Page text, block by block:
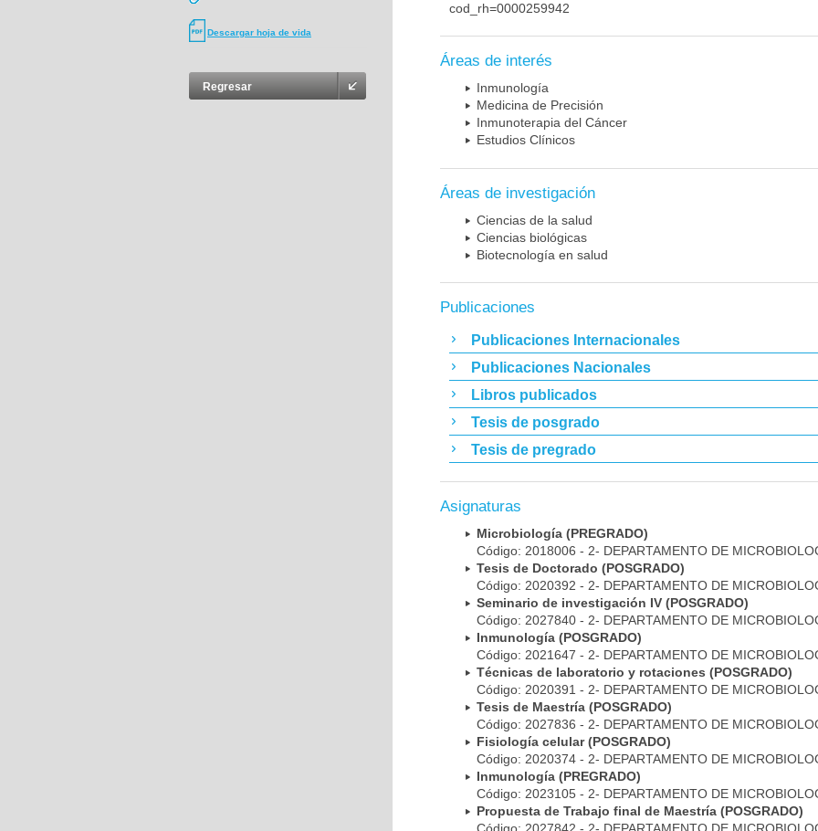
Descargar hoja de vida
Regresar
cod_rh=0000259942
Áreas de interés
Inmunología
Medicina de Precisión
Inmunoterapia del Cáncer
Estudios Clínicos
Áreas de investigación
Ciencias de la salud
Ciencias biológicas
Biotecnología en salud
Publicaciones
Publicaciones Internacionales
Publicaciones Nacionales
Libros publicados
Tesis de posgrado
Tesis de pregrado
Asignaturas
Microbiología (PREGRADO)
Código: 2018006 - 2- DEPARTAMENTO DE
Tesis de Doctorado (POSGRADO)
Código: 2020392 - 2- DEPARTAMENTO DE
Seminario de investigación IV (POSGRADO)
Código: 2027840 - 2- DEPARTAMENTO DE
Inmunología (POSGRADO)
Código: 2021647 - 2- DEPARTAMENTO DE
Técnicas de laboratorio y rotaciones (POSGRADO)
Código: 2020391 - 2- DEPARTAMENTO DE
Tesis de Maestría (POSGRADO)
Código: 2027836 - 2- DEPARTAMENTO DE
Fisiología celular (POSGRADO)
Código: 2020374 - 2- DEPARTAMENTO DE
Inmunología (PREGRADO)
Código: 2023105 - 2- DEPARTAMENTO DE
Propuesta de Trabajo final de Maestría (POSGRADO)